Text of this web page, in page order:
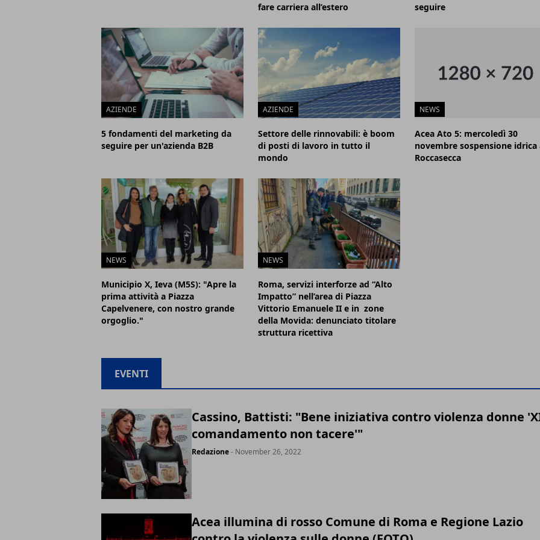
fare carriera all’estero
seguire
AZIENDE
5 fondamenti del marketing da
seguire per un'azienda B2B
AZIENDE
Settore delle rinnovabili: è boom
di posti di lavoro in tutto il
mondo
NEWS
Acea Ato 5: mercoledì 30
novembre sospensione idrica
Roccasecca
NEWS
Municipio X, Ieva (M5S): "Apre la
prima attività a Piazza
Capelvenere, con nostro grande
orgoglio."
NEWS
Roma, servizi interforze ad “Alto
Impatto” nell’area di Piazza
Vittorio Emanuele II e in zone
della Movida: denunciato titolare
struttura ricettiva
EVENTI
Cassino, Battisti: "Bene iniziativa contro violenza donne
comandamento non tacere'"
Redazione- November 26, 2022
Acea illumina di rosso Comune di Roma e Regione Lazio